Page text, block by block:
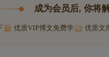
成为会员后, 你将
优质VIP博文免费学 优质文